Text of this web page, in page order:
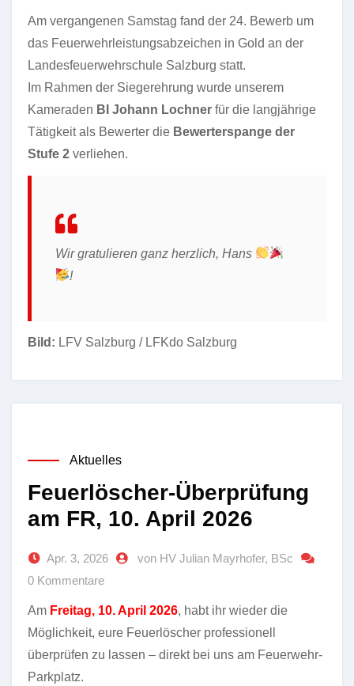
Am vergangenen Samstag fand der 24. Bewerb um
das Feuerwehrleistungsabzeichen in Gold an der
Landesfeuerwehrschule Salzburg statt.
Im Rahmen der Siegerehrung wurde unserem
Kameraden BI Johann Lochner für die langjährige
Tätigkeit als Bewerter die Bewerterspange der
Stufe 2 verliehen.
Wir gratulieren ganz herzlich, Hans
!
Bild: LFV Salzburg / LFKdo Salzburg
Aktuelles
Feuerlöscher-Überprüfung
am FR, 10. April 2026
Apr. 3, 2026
von HV Julian Mayrhofer, BSc
0 Kommentare
Am Freitag, 10. April 2026, habt ihr wieder die
Möglichkeit, eure Feuerlöscher professionell
überprüfen zu lassen – direkt bei uns am Feuerwehr-
Parkplatz.